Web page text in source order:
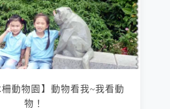
柵動物園】動物看我~我看動
物！